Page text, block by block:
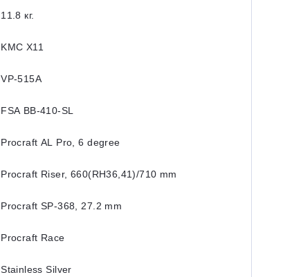
11.8 кг.
KMC X11
VP-515A
FSA BB-410-SL
Procraft AL Pro, 6 degree
Procraft Riser, 660(RH36,41)/710 mm
Procraft SP-368, 27.2 mm
Procraft Race
Stainless Silver